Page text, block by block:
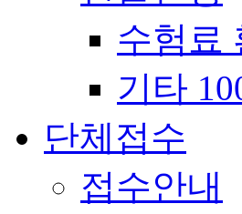
수험료
기타
단체접수
접수안내